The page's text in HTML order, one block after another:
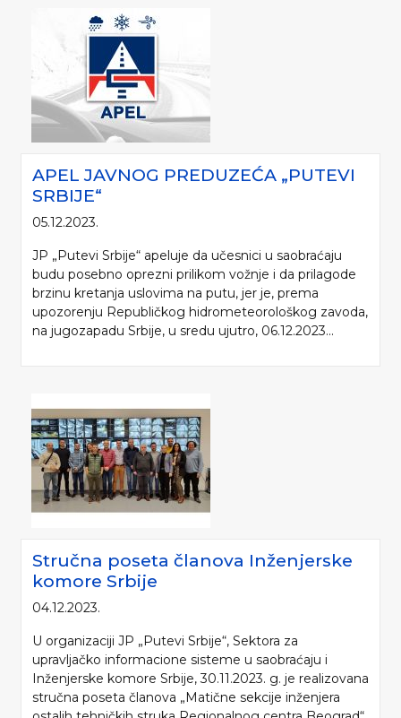
APEL JAVNOG PREDUZEĆA „PUTEVI
SRBIJE“
05.12.2023.
JP „Putevi Srbije“ apeluje da učesnici u saobraćaju
budu posebno oprezni prilikom vožnje i da prilagode
brzinu kretanja uslovima na putu, jer je, prema
upozorenju Republičkog hidrometeorološkog zavoda,
na jugozapadu Srbije, u sredu ujutro, 06.12.2023...
Stručna poseta članova Inženjerske
komore Srbije
04.12.2023.
U organizaciji JP „Putevi Srbije“, Sektora za
upravljačko informacione sisteme u saobraćaju i
Inženjerske komore Srbije, 30.11.2023. g. je realizovana
stručna poseta članova „Matične sekcije inženjera